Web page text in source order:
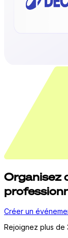
Organisez
Créer un
Rejoignez plus de